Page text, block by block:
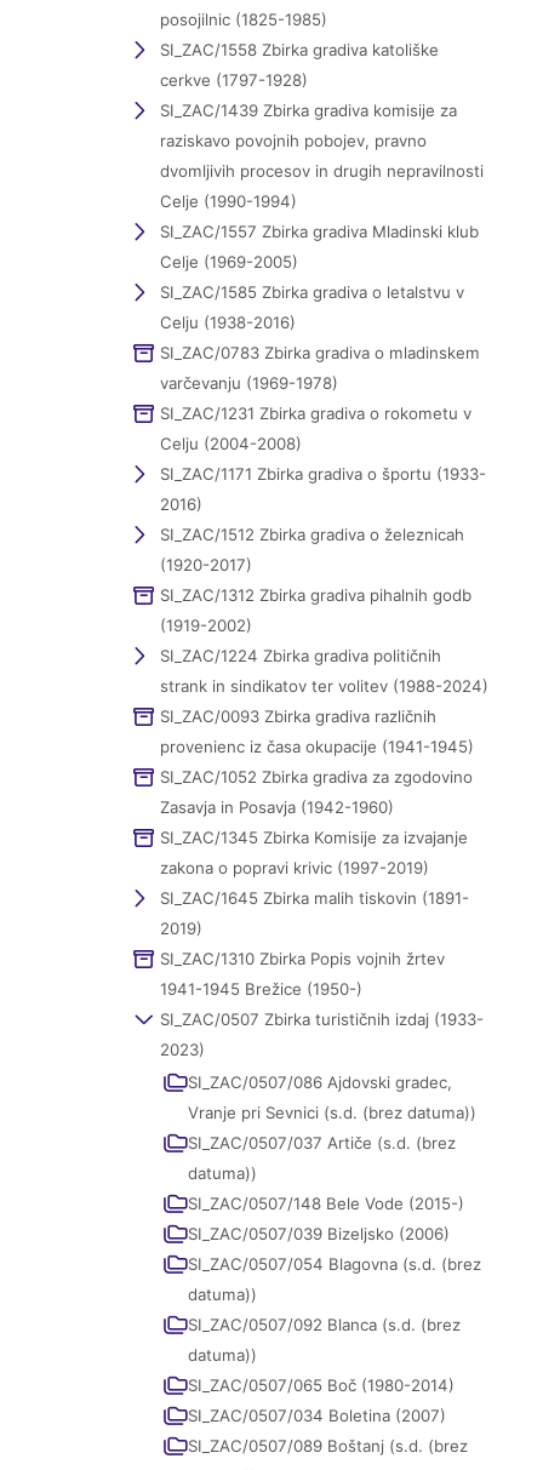
posojilnic (1825-1985)
SI_ZAC/1558 Zbirka gradiva katoliške
cerkve (1797-1928)
SI_ZAC/1439 Zbirka gradiva komisije za
raziskavo povojnih pobojev, pravno
dvomljivih procesov in drugih nepravilnosti
Celje (1990-1994)
SI_ZAC/1557 Zbirka gradiva Mladinski klub
Celje (1969-2005)
SI_ZAC/1585 Zbirka gradiva o letalstvu v
Celju (1938-2016)
SI_ZAC/0783 Zbirka gradiva o mladinskem
varčevanju (1969-1978)
SI_ZAC/1231 Zbirka gradiva o rokometu v
Celju (2004-2008)
SI_ZAC/1171 Zbirka gradiva o športu (1933-
2016)
SI_ZAC/1512 Zbirka gradiva o železnicah
(1920-2017)
SI_ZAC/1312 Zbirka gradiva pihalnih godb
(1919-2002)
SI_ZAC/1224 Zbirka gradiva političnih
strank in sindikatov ter volitev (1988-2024)
SI_ZAC/0093 Zbirka gradiva različnih
provenienc iz časa okupacije (1941-1945)
SI_ZAC/1052 Zbirka gradiva za zgodovino
Zasavja in Posavja (1942-1960)
SI_ZAC/1345 Zbirka Komisije za izvajanje
zakona o popravi krivic (1997-2019)
SI_ZAC/1645 Zbirka malih tiskovin (1891-
2019)
SI_ZAC/1310 Zbirka Popis vojnih žrtev
1941-1945 Brežice (1950-)
SI_ZAC/0507 Zbirka turističnih izdaj (1933-
2023)
SI_ZAC/0507/086 Ajdovski gradec,
Vranje pri Sevnici (s.d. (brez datuma))
SI_ZAC/0507/037 Artiče (s.d. (brez
datuma))
SI_ZAC/0507/148 Bele Vode (2015-)
SI_ZAC/0507/039 Bizeljsko (2006)
SI_ZAC/0507/054 Blagovna (s.d. (brez
datuma))
SI_ZAC/0507/092 Blanca (s.d. (brez
datuma))
SI_ZAC/0507/065 Boč (1980-2014)
SI_ZAC/0507/034 Boletina (2007)
SI_ZAC/0507/089 Boštanj (s.d. (brez